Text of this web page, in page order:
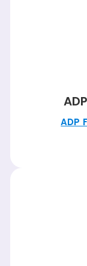
ADP